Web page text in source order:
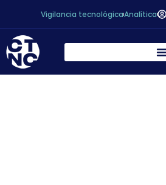
Vigilancia tecnológicaAnalítica